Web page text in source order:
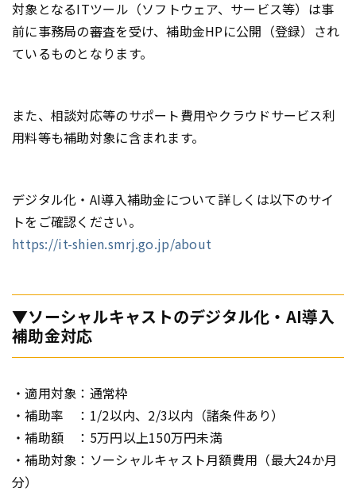
対象となるITツール（ソフトウェア、サービス等）は事
前に事務局の審査を受け、補助金HPに公開（登録）され
ているものとなります。
また、相談対応等のサポート費用やクラウドサービス利
用料等も補助対象に含まれます。
デジタル化・AI導入補助金について詳しくは以下のサイ
トをご確認ください。
https://it-shien.smrj.go.jp/about
▼ソーシャルキャストのデジタル化・AI導入
補助金対応
・適用対象：通常枠
・補助率 ：1/2以内、2/3以内（諸条件あり）
・補助額 ：5万円以上150万円未満
・補助対象：ソーシャルキャスト月額費用（最大24か月
分）